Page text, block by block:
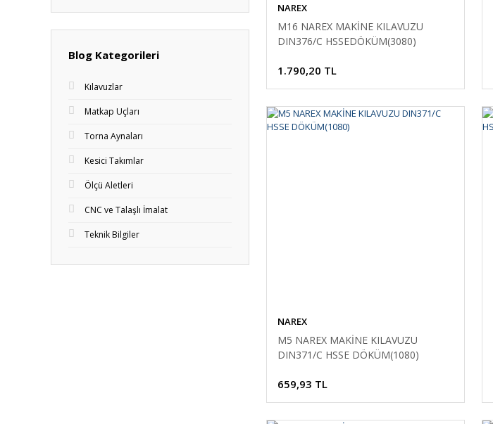
Blog Kategorileri
Kılavuzlar
Matkap Uçları
Torna Aynaları
Kesici Takımlar
Ölçü Aletleri
CNC ve Talaşlı İmalat
Teknik Bilgiler
NAREX
M16 NAREX MAKİNE KILAVUZU
DIN376/C HSSEDÖKÜM(3080)
1.790,20 TL
NAREX
M5 NAREX MAKİNE KILAVUZU
DIN371/C HSSE DÖKÜM(1080)
659,93 TL